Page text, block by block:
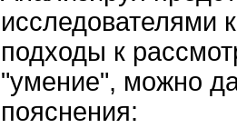
исследователями
подходы к
"умение", можно
пояснения: